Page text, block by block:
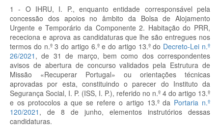
1 - O IHRU, I. P., enquanto entidade corresponsável pela
concessão dos apoios no âmbito da Bolsa de Alojamento
Urgente e Temporário da Componente 2. Habitação do PRR,
receciona e aprova as candidaturas que lhe são entregues nos
termos do n.º 3 do artigo 6.º e do artigo 13.º do Decreto-Lei n.º
26/2021 , de 31 de março, bem como dos correspondentes
avisos de abertura de concurso validados pela Estrutura de
Missão «Recuperar Portugal» ou orientações técnicas
aprovadas por esta, constituindo o parecer do Instituto da
Segurança Social, I. P. (ISS, I. P.), referido no n.º 4 do artigo 13.º
e os protocolos a que se refere o artigo 13.º da Portaria n.º
120/2021 , de 8 de junho, elementos instrutórios dessas
candidaturas.